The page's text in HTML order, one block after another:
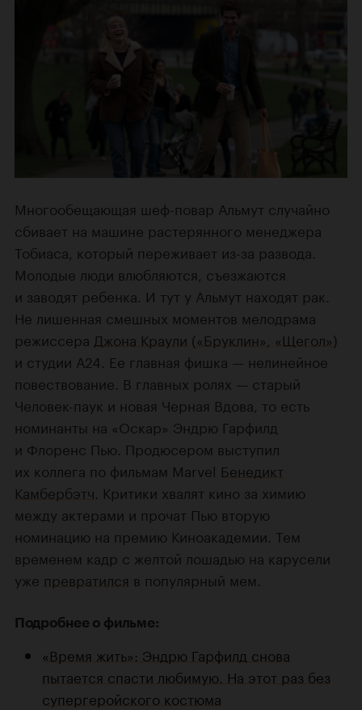
Многообещающая шеф-повар Альмут случайно
сбивает на машине растерянного менеджера
Тобиаса, который переживает из-за развода.
Молодые люди влюбляются, съезжаются
и заводят ребенка. И тут у Альмут находят рак.
Не лишенная смешных моментов мелодрама
режиссера Джона Краули («Бруклин», «Щегол»)
и студии А24. Ее главная фишка — нелинейное
повествование. В главных ролях — старый
Человек-паук и новая Черная Вдова, то есть
номинанты на «Оскар» Эндрю Гарфилд
и Флоренс Пью. Продюсером выступил
их коллега по фильмам Marvel Бенедикт
Камбербэтч. Критики хвалят кино за химию
между актерами и прочат Пью вторую
номинацию на премию Киноакадемии. Тем
временем кадр с желтой лошадью на карусели
уже превратился в популярный мем.
Подробнее о фильме:
«Время жить»: Эндрю Гарфилд снова
пытается спасти любимую. На этот раз без
супергеройского костюма